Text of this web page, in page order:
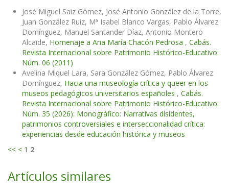
José Miguel Saiz Gómez, José Antonio González de la Torre,
Juan González Ruiz, Mª Isabel Blanco Vargas, Pablo Álvarez
Domínguez, Manuel Santander Díaz, Antonio Montero
Alcaide, Homenaje a Ana María Chacón Pedrosa , Cabás.
Revista Internacional sobre Patrimonio Histórico-Educativo:
Núm. 06 (2011)
Avelina Miquel Lara, Sara González Gómez, Pablo Álvarez
Domínguez, Hacia una museología crítica y queer en los
museos pedagógicos universitarios españoles , Cabás.
Revista Internacional sobre Patrimonio Histórico-Educativo:
Núm. 35 (2026): Monográfico: Narrativas disidentes,
patrimonios controversiales e interseccionalidad crítica:
experiencias desde educación histórica y museos
<< < 1 2
Artículos similares